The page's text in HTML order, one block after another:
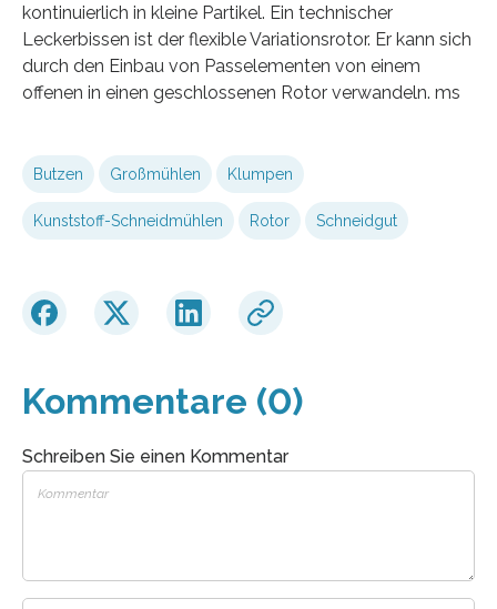
kontinuierlich in kleine Partikel. Ein technischer
Leckerbissen ist der flexible Variationsrotor. Er kann sich
durch den Einbau von Passelementen von einem
offenen in einen geschlossenen Rotor verwandeln. ms
Butzen Großmühlen Klumpen
Kunststoff-Schneidmühlen Rotor Schneidgut
Kommentare (0)
Schreiben Sie einen Kommentar